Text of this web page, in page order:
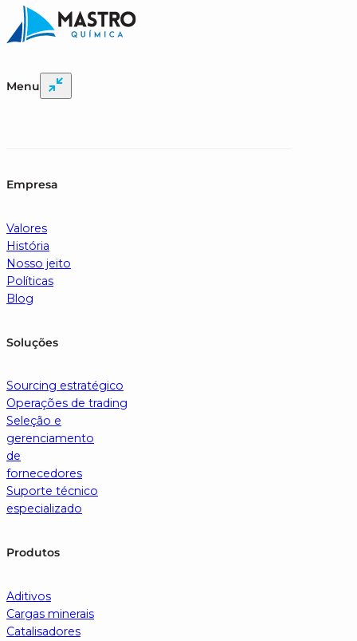
Menu
Empresa
Valores
História
Nosso jeito
Políticas
Blog
Soluções
Sourcing estratégico
Operações de trading
Seleção e
gerenciamento
de
fornecedores
Suporte técnico
especializado
Produtos
Aditivos
Cargas minerais
Catalisadores